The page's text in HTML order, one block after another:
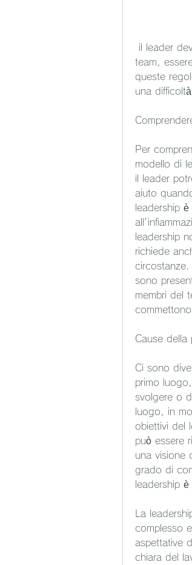
team,
queste
una
Per
modello di
il leader
aiuto
leadership
leadership
richiede
sono
membri del
Cause della
Ci sono
primo
svolgere o
luogo, in
obiettivi del
può essere
una visione
grado di
leadership
La
complesso
aspettative
chiara del